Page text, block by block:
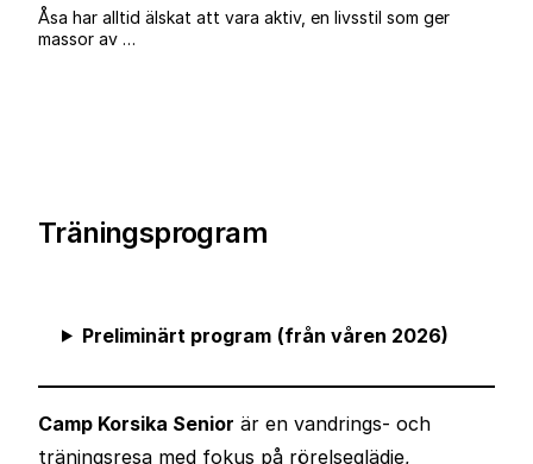
Åsa har alltid älskat att vara aktiv, en livsstil som ger
massor av …
Träningsprogram
Preliminärt program (från våren 2026)
Camp Korsika Senior är en vandrings- och
träningsresa med fokus på rörelseglädje,